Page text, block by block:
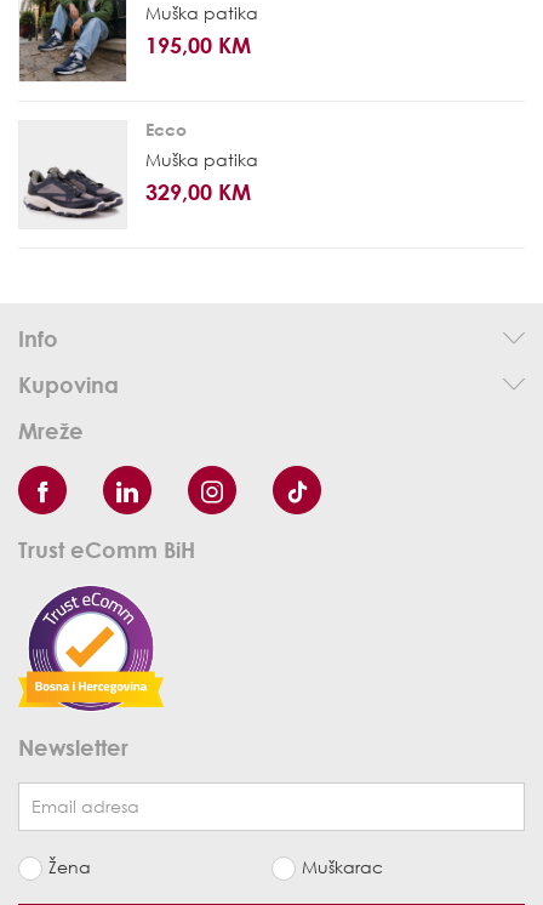
Muška patika
195,00 KM
Ecco
Muška patika
329,00 KM
Info
Kupovina
Mreže
Trust eComm BiH
Newsletter
Žena Muškarac